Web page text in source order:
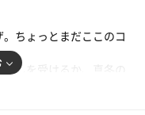
いないけど
ャグジーたちがあるか
ちょっとまだここのコ
しを受けるか、真冬の
がしてもらうのを待つ